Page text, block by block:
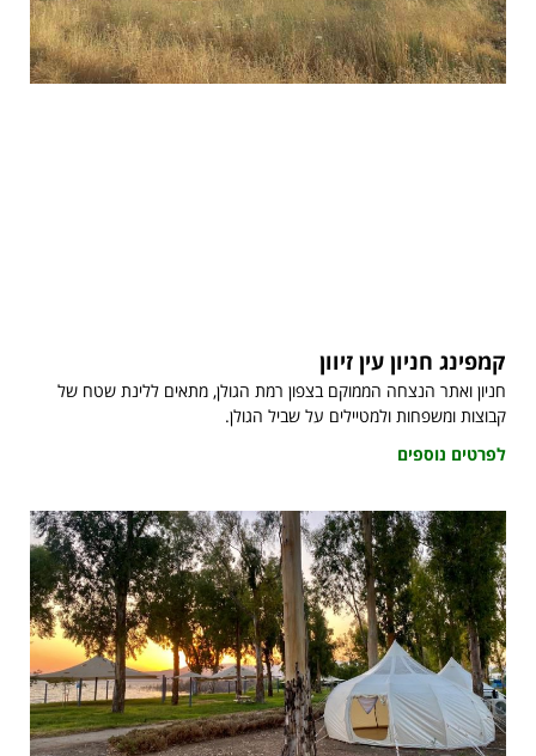
קמפינג חניון עין זיוון
חניון ואתר הנצחה הממוקם בצפון רמת הגולן, מתאים ללינת שטח של
קבוצות ומשפחות ולמטיילים על שביל הגולן.
לפרטים נוספים